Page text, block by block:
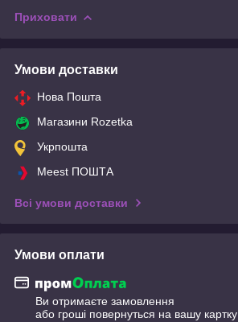
Приховати
Умови доставки
Нова Пошта
Магазини Rozetka
Укрпошта
Meest ПОШТА
Всі умови доставки
Умови оплати
Ви отримаєте замовлення
або гроші повернуться на вашу картку